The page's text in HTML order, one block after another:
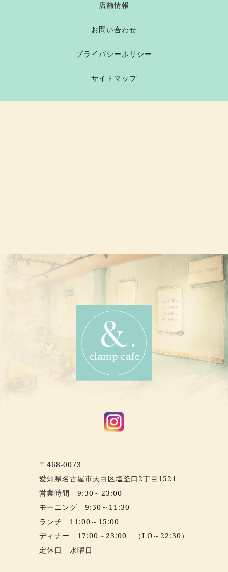
店舗情報
お問い合わせ
プライバシーポリシー
サイトマップ
〒468-0073
愛知県名古屋市天白区塩釜口2丁目1521
営業時間 9:30～23:00
モーニング 9:30～11:30
ランチ 11:00～15:00
ディナー 17:00～23:00 （LO～22:30）
定休日 水曜日